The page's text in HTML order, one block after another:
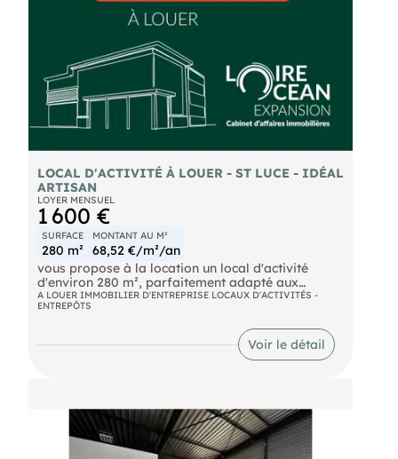
LOCAL D'ACTIVITÉ À LOUER - ST LUCE - IDÉAL
ARTISAN
LOYER MENSUEL
1 600 €
SURFACE
280 m²
MONTANT AU M²
68,52 €/m²/an
vous propose à la location un local d'activité
d'environ 280 m², parfaitement adapté aux
besoins d'un artisan, d'une entreprise du bâtiment,
d'un installateur ou d'une activité de stockage et
Fonctionnel et offrant de beaux volumes, ce
complémentaire d'environ 80m² de bureaux avec
deux sanitaires.
Le local bénéficie d'une porte sectionnelle de 4,50
A LOUER IMMOBILIER D'ENTREPRISE LOCAUX D'ACTIVITÉS -
ENTREPÔTS
Voir le détail